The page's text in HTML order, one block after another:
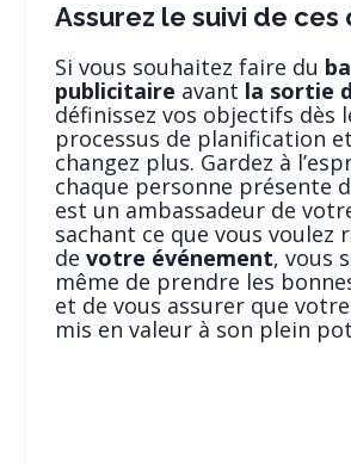
Assurez le suivi de
Si vous souhaitez faire du
publicitaire avant la sortie
définissez vos objectifs dès
processus de planification
changez plus. Gardez à
chaque personne présente
est un ambassadeur de
sachant ce que vous voulez
de votre événement, vous
même de prendre les
et de vous assurer que
mis en valeur à son plein